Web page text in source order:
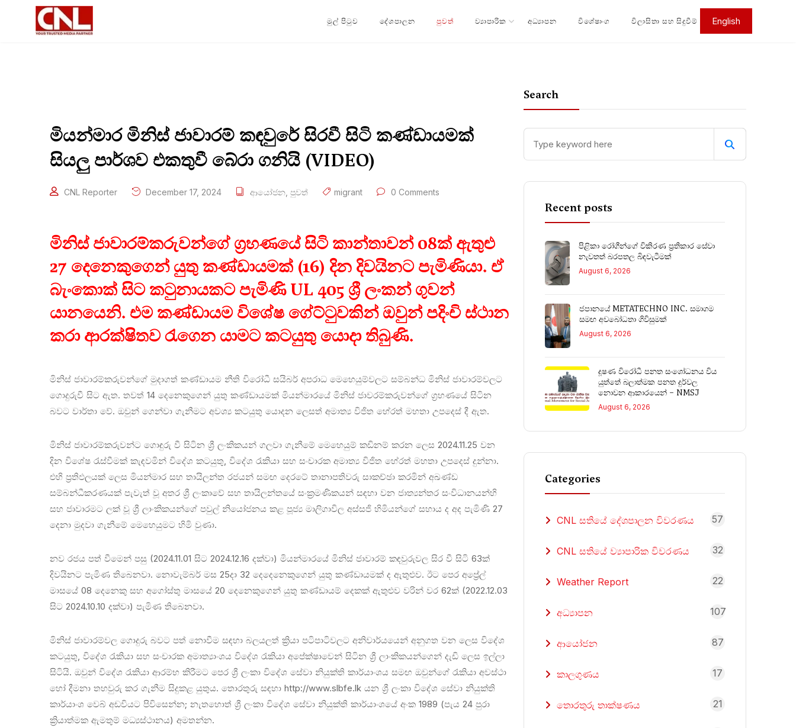
මුල් පිටුව දේශපාලන පුවත් ව්‍යාපාරික අධ්‍යාපන විශේෂාංග විලාසිතා සහ සිදුවීම් English
මියන්මාර මිනිස් ජාවාරම් කඳවුරේ සිරවී සිටි කණ්ඩායමක්
සියලු පාර්ශව එකතුවී බේරා ගනියි (VIDEO)
CNL Reporter December 17, 2024 ආයෝජන පුවත් migrant 0 Comments
මිනිස් ජාවාරම්කරුවන්ගේ ග්‍රහණයේ සිටි කාන්තාවන් 08ක් ඇතුළු
27 දෙනෙකුගෙන් යුතු කණ්ඩායමක් (16) දින දිවයිනට පැමිණියා. ඒ
බැංකොක් සිට කටුනායකට පැමිණි UL 405 ශ්‍රී ලංකන් ගුවන්
යානයෙනි. එම කණ්ඩායම විශේෂ ගේට්ටුවකින් ඔවුන් පදිංචි ස්ථාන
කරා ආරක්ෂිතව රැගෙන යාමට කටයුතු යොදා තිබුණි.
මිනිස් ජාවාරම්කරුවන්ගේ මුදාගත් කණ්ඩායම නීති විරෝධී සයිබර් අපරාධ මෙහෙයුම්වලට සම්බන්ධ මිනිස් ජාවාරම්වලට
ගොදුරුවී සිට ඇත. තවත් 14 දෙනෙකුගෙන් යුතු කණ්ඩායමක් මියන්මාරයේ මිනිස් ජාවරම්කරුවන්ගේ ග්‍රහණයේ සිටින
බවට වාර්තා වේ. ඔවුන් ගෙන්වා ගැනීමට අවශ්‍ය කටයුතු යොදන ලෙසත් අමාත්‍ය විජිත හේරත් මහතා උපදෙස් දී ඇත.
මිනිස් ජාවාරම්කරුවන්ට ගොඳුරු වී සිටින ශ්‍රී ලංකිකයන් ගලවා ගැනීමේ මෙහෙයුම් කඩිනම් කරන ලෙස 2024.11.25 වන
දින විශේෂ රැස්වීමක් කැඳවමින් විදේශ කටයුතු, විදේශ රැකියා සහ සංචාරක අමාත්‍ය විජිත හේරත් මහතා උපදෙස් දුන්නා.
එහි ප්‍රතිඵලයක් ලෙස මියන්මාර සහ තායිලන්ත රජයන් සමඟ දෙරටේ තානාපතිවරු සාකච්ඡා කරමින් අඛණ්ඩ
සම්බන්ධීකරණයක් පැවැත් වූ අතර ශ්‍රී ලංකාවේ සහ තායිලන්තයේ සංක්‍රමණිකයන් සඳහා වන ජාත්‍යන්තර සංවිධානයන්හි
සහ ජාවාරමට ලක් වූ ශ්‍රී ලාංකිකයන්ගේ පවුල් නියෝජනය කළ පූජ්‍ය මාලිගාවිල අස්සජි හිමියන්ගේ සහාය ද අද පැමිණි 27
දෙනා මුදවා ගැනීමේ මෙහෙයුමට හිමි වුණා.
නව රජය පත් වීමෙන් පසු (2024.11.01 සිට 2024.12.16 දක්වා) මියන්මාරයේ මිනිස් ජාවාරම් කඳවුරුවල සිර වී සිටි 63ක්
දිවයිනට පැමිණ තිබෙනවා. නොවැම්බර් මස 25දා 32 දෙදෙනෙකුගෙන් යුතු කණ්ඩායමක් ද ඇතුළුව. ඊට පෙර අප්‍රේල්
මාසයේ 08 දෙනෙකු සහ අගෝස්තු මාසයේ 20 දෙනෙකුගෙන් යුතු කණ්ඩායම් දෙකක් ඇතුළුව වරින් වර 62ක් (2022.12.03
සිට 2024.10.10 දක්වා) පැමිණ තිබෙනවා.
මිනිස් ජාවාරම්වල ගොදුරු බවට පත් නොවීම සඳහා බලයලත් ක්‍රියා පටිපාටිවලට අනිවාර්යයෙන් අනුගත වන ලෙස විදේශ
කටයුතු, විදේශ රැකියා සහ සංචාරක අමාත්‍යාංශය විදේශ රැකියා අපේක්ෂාවෙන් සිටින ශ්‍රී ලාංකිකයන්ගෙන් දැඩි ලෙස ඉල්ලා
සිටියි. ඔවුන් විදේශ රැකියා ආරම්භ කිරීමට පෙර ශ්‍රී ලංකා විදේශ සේවා නියුක්ති කාර්යාංශය සමඟ ඔවුන්ගේ රැකියා අවස්ථා
හෝ දීමනා තහවුරු කර ගැනීම සිදුකළ යුතුය. තොරතුරු සඳහා http://www.slbfe.lk යන ශ්‍රී ලංකා විදේශ සේවා නියුක්ති
කාර්යාංශ වෙබ් අඩවියට පිවිසෙන්න; නැතහොත් ශ්‍රී ලංකා විදේශ සේවා නියුක්ති කාර්යාංශයේ අංක 1989 (පැය 24 පුරා
ක්‍රියාත්මක ඇමතුම් මධ්‍යස්ථානය) අමතන්න.
Search
Recent posts
පිළිකා රෝගීන්ගේ විකිරණ ප්‍රතිකාර සේවා
නැවතත් බරපතල බිඳවැටීමක්
August 6, 2026
ජපානයේ METATECHNO INC. සමාගම
සමඟ අවබෝධතා ගිවිසුමක්
August 6, 2026
දූෂණ විරෝධී පනත සංශෝධනය විය
යුත්තේ බලාත්මක පනත දුර්වල
නොවන ආකාරයෙන් – NMSJ
August 6, 2026
Categories
CNL සතියේ දේශපාලන විවරණය 57
CNL සතියේ ව්‍යාපාරික විවරණය 32
Weather Report 22
අධ්‍යාපන 107
ආයෝජන 87
කාලගුණය 17
තොරතුරු තාක්ෂණය 21